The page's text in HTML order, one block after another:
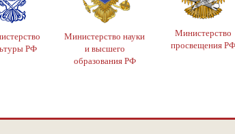
РФ
Министерство науки
и высшего
образования РФ
Министерство
просвещения РФ